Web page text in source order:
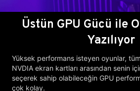
Üstün GPU Gücü ile
Yazılıyor
Yüksek performans isteyen oyunlar,
NVDIA ekran kartları arasından senin
seçerek sahip olabileceğin GPU
çok kolay.